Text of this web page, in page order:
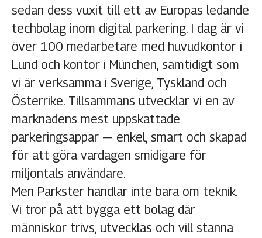
sedan dess vuxit till ett av Europas ledande
techbolag inom digital parkering. I dag är vi
över 100 medarbetare med huvudkontor i
Lund och kontor i München, samtidigt som
vi är verksamma i Sverige, Tyskland och
Österrike. Tillsammans utvecklar vi en av
marknadens mest uppskattade
parkeringsappar — enkel, smart och skapad
för att göra vardagen smidigare för
miljontals användare.
Men Parkster handlar inte bara om teknik.
Vi tror på att bygga ett bolag där
människor trivs, utvecklas och vill stanna